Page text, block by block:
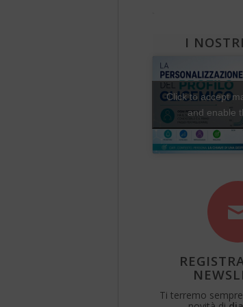
I
Click to accept
and enable
Ti terremo